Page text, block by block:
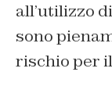
all’utilizzo
sono
rischio per